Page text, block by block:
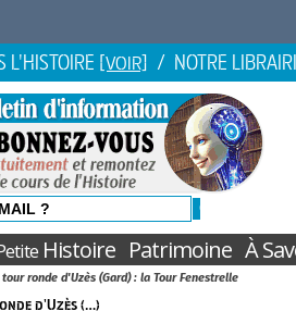
L'HISTOIRE [VOIR] / NOTRE
Histoire Patrimoine À
ronde d'Uzès (Gard) : la Tour Fenestrelle
d'Uzès (…)